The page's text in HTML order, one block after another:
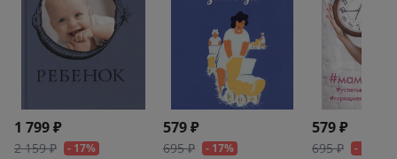
1 799 ₽
2 159 ₽ - 17%
579 ₽
695 ₽ - 17%
579 ₽
695 ₽ - 17%